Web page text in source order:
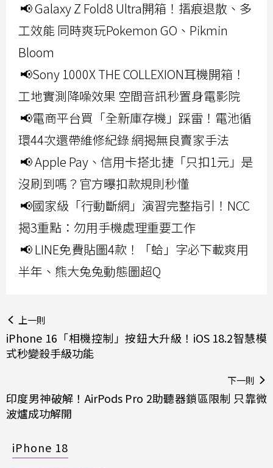
📢 Galaxy Z Fold8 Ultra開箱！摺痕退散、多
工效能 同時爽玩Pokemon GO、Pikmin
Bloom
📢Sony 1000X THE COLLEXION耳機開箱！
工地實測降噪效果 空間音訊秒置身電影院
📢電商平台買「全新庫存機」踩雷！電池循
環44次還帶維修紀錄 網揭無良賣家手法
📢 Apple Pay、信用卡搭北捷「只扣1元」是
沒刷到嗎？官方曝扣款規則秒懂
📢國家級「行動斷網」演習完整指引！NCC
揭3重點：勿用手機處理重要工作
📢 LINE免費貼圖4款！「蛤」字必下載爽用
半年、熊大兔兔動態圖超Q
上一則
iPhone 16「相機控制」按鈕大升級！iOS 18.2智慧模
式秒變殺手級功能
下一則
印度男神破解！AirPods Pro 2助聽器鎖區限制 只靠微
波爐成功解開
iPhone 18